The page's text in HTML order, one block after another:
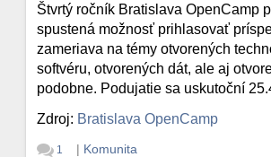
Štvrtý ročník Bratislava OpenCamp
spustená možnosť prihlasovať
zameriava na témy otvorených
softvéru, otvorených dát, ale aj
podobne. Podujatie sa uskutoční
Zdroj: Bratislava OpenCamp
1 | Komunita